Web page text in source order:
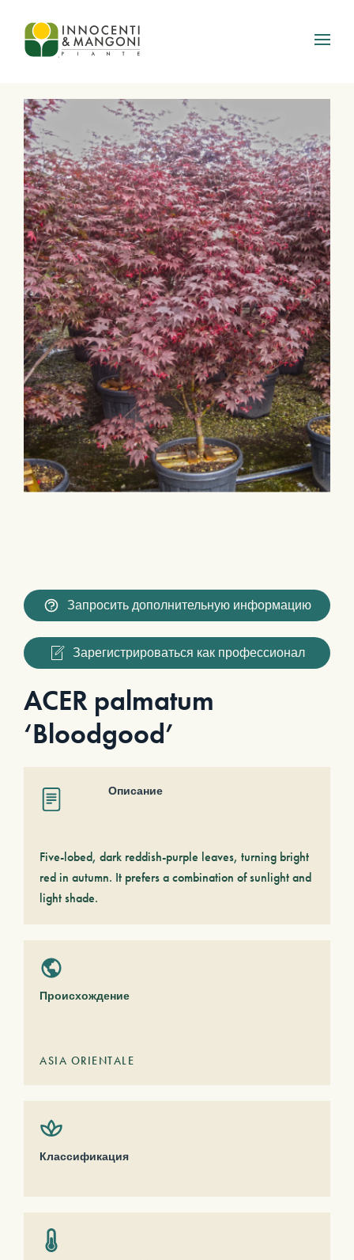
Skip to main content
Запросить дополнительную информацию
Зарегистрироваться как профессионал
ACER palmatum
‘Bloodgood’
Описание
Five-lobed, dark reddish-purple leaves, turning bright
red in autumn. It prefers a combination of sunlight and
light shade.
Происхождение
ASIA ORIENTALE
Классификация